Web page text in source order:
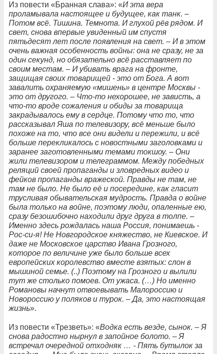
Из повести «Бранная слава»: «И эта вера
проламывала настоящее и будущее, как танк. –
Потом всё. Тишина. Темнота. И глухой рёв рядом. И
свет, снова впервые увиденный им спустя
пятьдесят лет после появления на свет. – И в этом
очень важная особенность войны: она не сразу, не за
один секунд, но обязательно всё расставляет по
своим местам. – И убивать врага на фронте,
защищая своих товарищей - это от Бога. А вот
завалить охраняемую «мишень» в центре Москвы -
это от другого. – Что-то нехорошее, не зависть, а
что-то вроде сожаления и обиды за товарища
закрадывалось ему в сердце. Потому что то, что
рассказывал Яша по телевизору, всё меньше было
похоже на то, что все они видели и пережили, и всё
больше перекликалось с новостными заголовками и
заранее заготовленными темами токшоу. – Они
жили телевизором и телеграммом. Между победных
реляций своей пропаганды и зловредных видео и
фейков пропаганды вражеской. Правды не там, не
там не было. Не было её и посередине, как гласит
трусливая обывательская мудрость. Правда о войне
была только на войне, поэтому люди, опаленные ею,
сразу безошибочно находили друг друга в толпе. –
Именно здесь рождалась наша Россия, понимаешь -
Рос-си-я! Не Новгородское княжество, не Киевское. И
даже не Московское царство Ивана Грозного,
которое по величине уже было больше всех
европейских королевство вместе взятых: слон в
мышиной семье. (..) Поэтому на Грозного и вылили
тут же столько помоев. От ужаса. (…) Но именно
Романовы начнут отвоевывать Малороссию и
Новороссию у поляков и турок. – Да, это настоящая
жизнь».
Из повести «Трезветь»: «Водка есть везде, сынок. – Я
снова радостно нырнул в запойное болото. – Я
встречал очередной отходняк … - Пять бутылок за